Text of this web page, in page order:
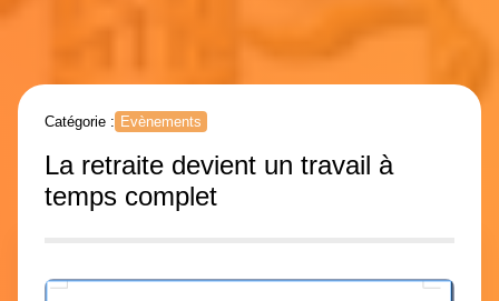
Catégorie : Evènements
La retraite devient un travail à
temps complet